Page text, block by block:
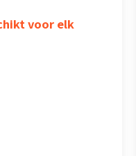
voor elk